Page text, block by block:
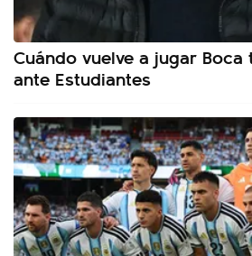
Cuándo vuelve a jugar
ante Estudiantes